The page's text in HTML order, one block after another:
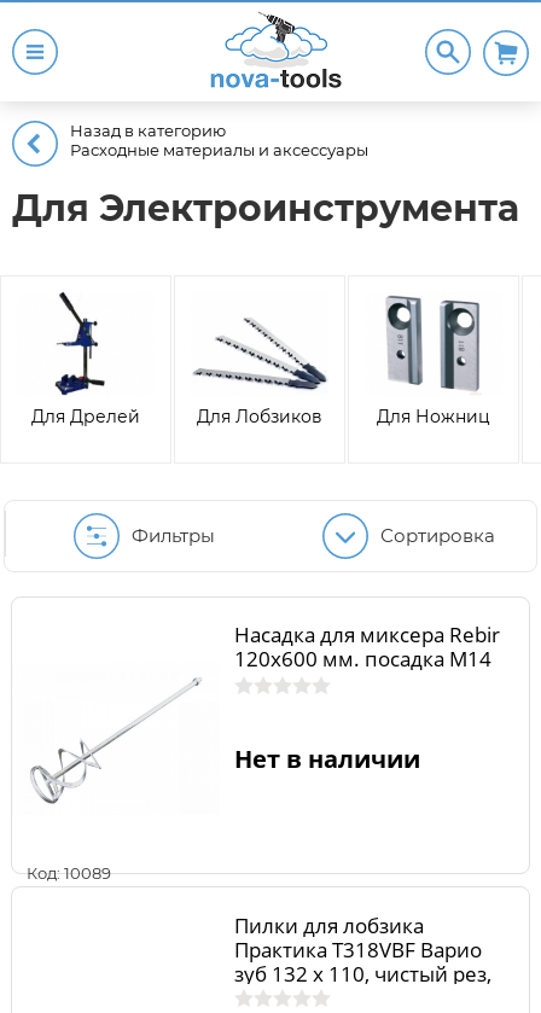
Назад в категорию
Расходные материалы и аксессуары
Для Электроинструмента
Для Дрелей Для Лобзиков Для Ножниц
Фильтры Сортировка
Код: 10089
Насадка для миксера Rebir
120х600 мм. посадка М14
Нет в наличии
Пилки для лобзика
Практика T318VBF Варио
зуб 132 х 110, чистый рез,
BIM, (2шт.)